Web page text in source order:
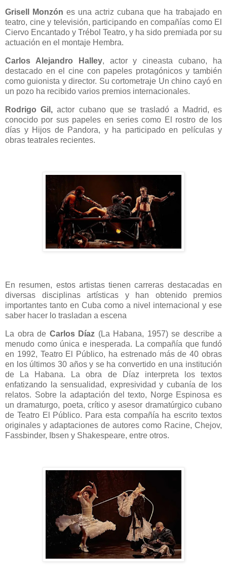
Grisell Monzón es una actriz cubana que ha trabajado en
teatro, cine y televisión, participando en compañías como El
Ciervo Encantado y Trébol Teatro, y ha sido premiada por su
actuación en el montaje Hembra.
Carlos Alejandro Halley, actor y cineasta cubano, ha
destacado en el cine con papeles protagónicos y también
como guionista y director. Su cortometraje Un chino cayó en
un pozo ha recibido varios premios internacionales.
Rodrigo Gil, actor cubano que se trasladó a Madrid, es
conocido por sus papeles en series como El rostro de los
días y Hijos de Pandora, y ha participado en películas y
obras teatrales recientes.
En resumen, estos artistas tienen carreras destacadas en
diversas disciplinas artísticas y han obtenido premios
importantes tanto en Cuba como a nivel internacional y ese
saber hacer lo trasladan a escena
La obra de Carlos Díaz (La Habana, 1957) se describe a
menudo como única e inesperada. La compañía que fundó
en 1992, Teatro El Público, ha estrenado más de 40 obras
en los últimos 30 años y se ha convertido en una institución
de La Habana. La obra de Díaz interpreta los textos
enfatizando la sensualidad, expresividad y cubanía de los
relatos. Sobre la adaptación del texto, Norge Espinosa es
un dramaturgo, poeta, crítico y asesor dramatúrgico cubano
de Teatro El Público. Para esta compañía ha escrito textos
originales y adaptaciones de autores como Racine, Chejov,
Fassbinder, Ibsen y Shakespeare, entre otros.